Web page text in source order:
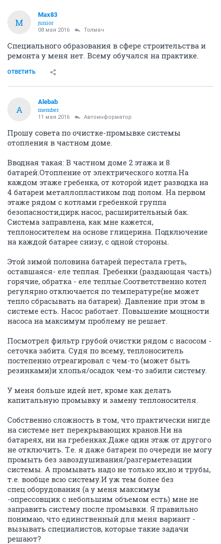
M
Max83
junior
08 мая 2016 Толмач
Специального образования в сфере строительства и
ремонта у меня нет. Всему обучался на практике.
ОТВЕТИТЬ
A
Alebab
member
11 мая 2016 Автоинформатор
Прошу совета по очистке-промывке системы
отопления в частном доме.
Вводная такая: В частном доме 2 этажа и 8
батарей.Отопление от электрического котла.На
каждом этаже гребенка, от которой идет разводка на
4 батареи металлопластиком под полом. На первом
этаже рядом с котлами гребенкой группа
безопасности,цирк.насос, расширительный бак.
Система заправлена, как мне кажется,
теплоносителем на основе глицерина. Подключение
на каждой батарее снизу, с одной стороны.
Этой зимой половина батарей перестала греть,
оставшаяся- еле теплая. Гребенки (раздающая часть)
горячие, обратка - еле теплые.Соответственно котел
регулярно отключается по температуре(не может
тепло сбрасывать на батареи). Давление при этом в
системе есть. Насос работает. Повышение мощности
насоса на максимум проблему не решает.
Посмотрел фильтр грубой очистки рядом с насосом -
сеточка забита. Судя по всему, теплоноситель
постепенно отреагировал с чем-то (может быть
резинками)и хлопья/осадок чем-то забили систему.
У меня больше идей нет, кроме как делать
капитальную промывку и замену теплоносителя.
Собственно сложность в том, что практически нигде
на системе нет перекрывающих кранов.Ни на
батареях, ни на гребенках.Даже один этаж от другого
не отключить. Т.е. я даже батареи по очереди не могу
промыть без завоздушивания/разгерметезации
системы. А промывать надо не только их,но и трубы,
т.е. вообще всю систему.И уж тем более без
спец.оборудования (а у меня максимум
-опрессовщик с небольшим объемом есть) мне не
заправить систему после промывки. Я правильно
понимаю, что единственный для меня вариант -
вызывать специалистов, которые такие задачи
решают?